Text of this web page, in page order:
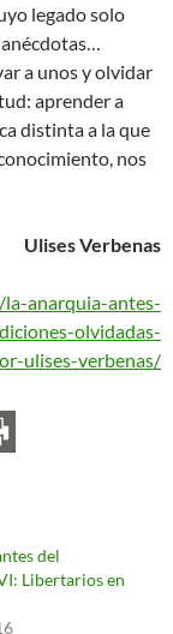
legado solo
a unos y olvidar
aprender a
distinta a la que
nos
Ulises Verbenas
anarquia-antes-
olvidadas-
ulises-verbenas/
del
Libertarios en